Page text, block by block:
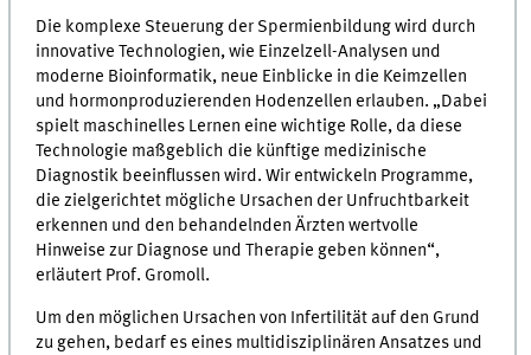
Die komplexe Steuerung der Spermienbildung wird durch
innovative Technologien, wie Einzelzell-Analysen und
moderne Bioinformatik, neue Einblicke in die Keimzellen
und hormonproduzierenden Hodenzellen erlauben. „Dabei
spielt maschinelles Lernen eine wichtige Rolle, da diese
Technologie maßgeblich die künftige medizinische
Diagnostik beeinflussen wird. Wir entwickeln Programme,
die zielgerichtet mögliche Ursachen der Unfruchtbarkeit
erkennen und den behandelnden Ärzten wertvolle
Hinweise zur Diagnose und Therapie geben können“,
erläutert Prof. Gromoll.
Um den möglichen Ursachen von Infertilität auf den Grund
zu gehen, bedarf es eines multidisziplinären Ansatzes und